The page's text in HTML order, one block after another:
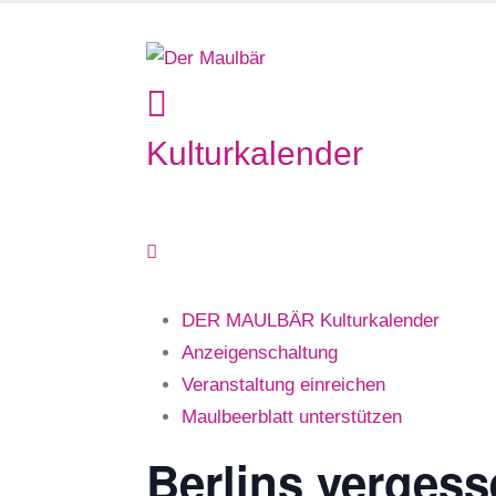
Kulturkalender
DER MAULBÄR Kulturkalender
Anzeigenschaltung
Veranstaltung einreichen
Maulbeerblatt unterstützen
Berlins